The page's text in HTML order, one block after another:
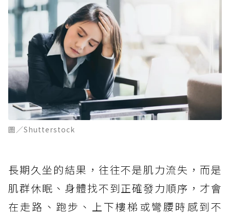
圖／Shutterstock
長期久坐的結果，往往不是肌力流失，而是
肌群休眠、身體找不到正確發力順序，才會
在走路、跑步、上下樓梯或彎腰時感到不